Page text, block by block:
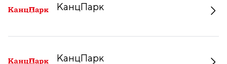
КанцПарк
КанцПарк